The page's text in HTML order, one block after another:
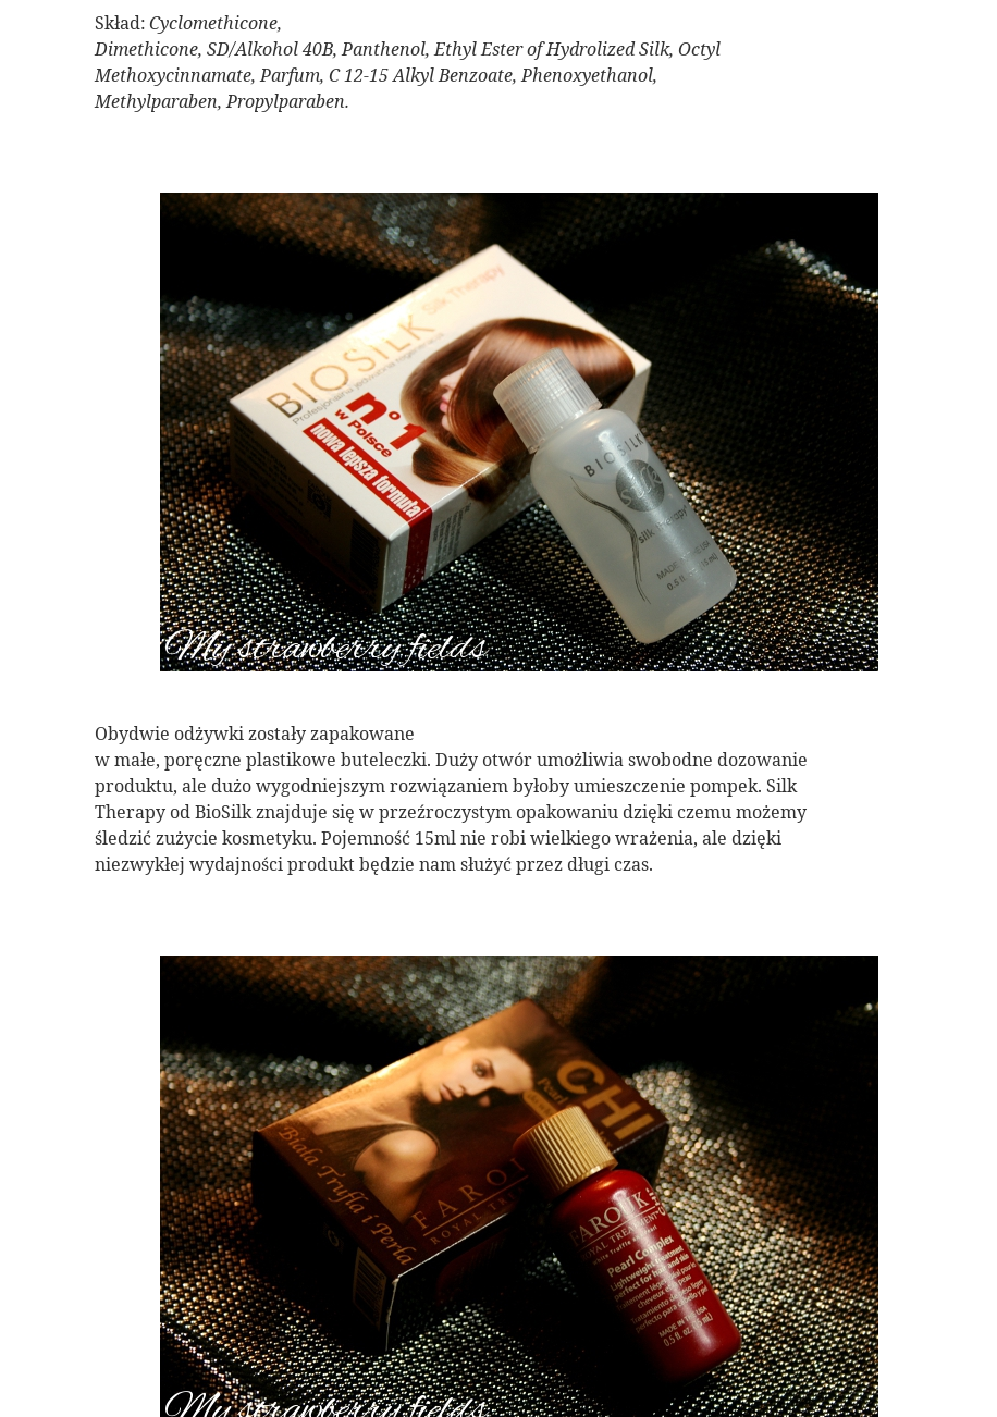
Skład:Cyclomethicone,
Dimethicone, SD/Alkohol 40B, Panthenol, Ethyl Ester of Hydrolized Silk, Octyl
Methoxycinnamate, Parfum, C 12-15 Alkyl Benzoate, Phenoxyethanol,
Methylparaben, Propylparaben.
Obydwie odżywki zostały zapakowane
w małe, poręczne plastikowe buteleczki. Duży otwór umożliwia swobodne dozowanie
produktu, ale dużo wygodniejszym rozwiązaniem byłoby umieszczenie pompek. Silk
Therapy od BioSilk znajduje się w przeźroczystym opakowaniu dzięki czemu możemy
śledzić zużycie kosmetyku. Pojemność 15ml nie robi wielkiego wrażenia, ale dzięki
niezwykłej wydajności produkt będzie nam służyć przez długi czas.